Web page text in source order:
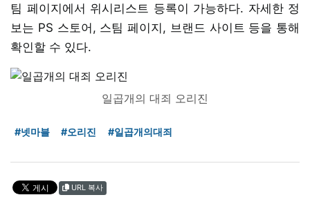
팀 페이지에서 위시리스트 등록이 가능하다. 자세한 정
보는 PS 스토어, 스팀 페이지, 브랜드 사이트 등을 통해
확인할 수 있다.
일곱개의 대죄 오리진
#넷마블 #오리진 #일곱개의대죄
URL 복사